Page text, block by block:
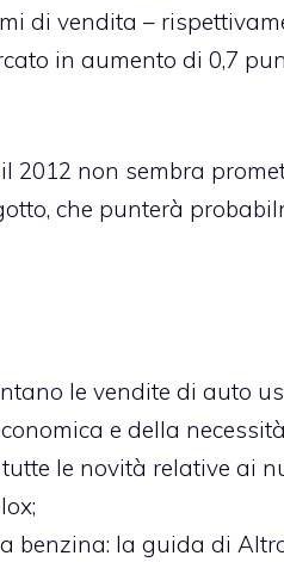
di vendita –
in aumento di 0,7
2012 non sembra
che punterà
le vendite di auto
e della
tutte le novità relative ai
benzina: la guida di